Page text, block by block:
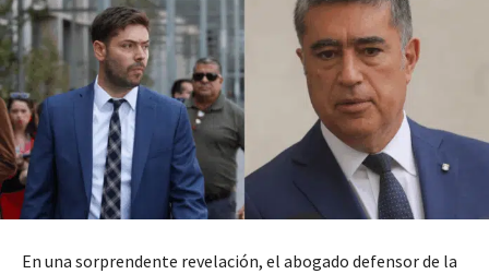
En una sorprendente revelación, el abogado defensor de la